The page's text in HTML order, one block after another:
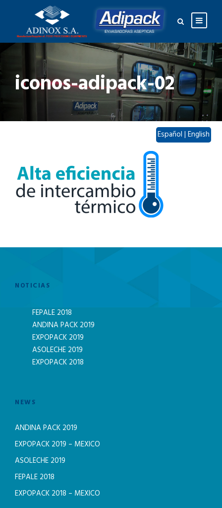
iconos-adipack-02
NOTICIAS
FEPALE 2018
ANDINA PACK 2019
EXPOPACK 2019
ASOLECHE 2019
EXPOPACK 2018
NEWS
ANDINA PACK 2019
EXPOPACK 2019 – MEXICO
ASOLECHE 2019
FEPALE 2018
EXPOPACK 2018 – MEXICO
Español | English